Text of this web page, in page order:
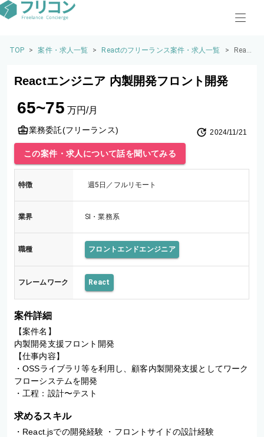
TOP > 案件・求人一覧 > Reactのフリーランス案件・求人一覧 >
Reac
発
Reactエンジニア 内製開発フロント開発
65~75 万円/月
業務委託(フリーランス) 2024/11/21
この案件・求人について話を聞いてみる
特徴 週5日／フルリモート
業界 SI・業務系
職種 フロントエンドエンジニア
フレームワーク React
案件詳細
【案件名】
内製開発支援フロント開発
【仕事内容】
・OSSライブラリ等を利用し、顧客内製開発支援としてワーク
フローシステムを開発
・工程：設計〜テスト
求めるスキル
・React.jsでの開発経験 ・フロントサイドの設計経験